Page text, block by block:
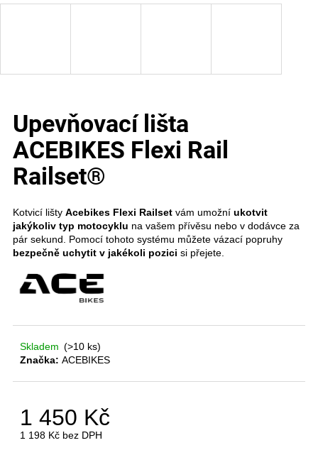
Upevňovací lišta
ACEBIKES Flexi Rail
Railset®
Kotvicí lišty Acebikes Flexi Railset vám umožní ukotvit
jakýkoliv typ motocyklu na vašem přívěsu nebo v dodávce za
pár sekund. Pomocí tohoto systému můžete vázací popruhy
bezpečně uchytit v jakékoli pozici si přejete.
Skladem (>10 ks)
Značka: ACEBIKES
1 450 Kč
1 198 Kč bez DPH
e
a
j
í
?
Hledat
D
o